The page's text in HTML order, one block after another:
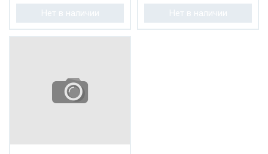
Нет в наличии Нет в наличии